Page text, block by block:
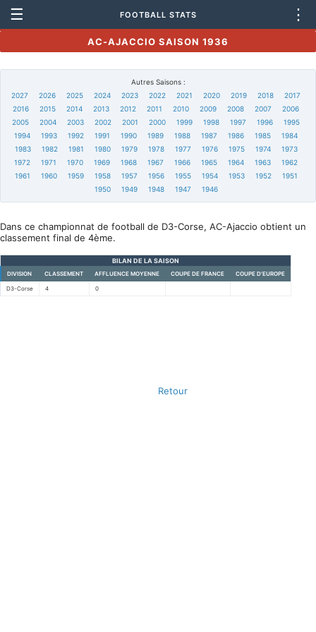
☰ FOOTBALL STATS ⋮
AC-AJACCIO SAISON 1936
Autres Saisons :
2027
2026 2025 2024 2023 2022 2021 2020 2019 2018
2017
2016
2015 2014 2013 2012 2011 2010 2009 2008 2007
2006
2005
2004 2003 2002 2001 2000 1999 1998 1997 1996
1995
1994
1993 1992 1991 1990 1989 1988 1987 1986 1985
1984
1983
1982 1981 1980 1979 1978 1977 1976 1975 1974
1973
1972
1971 1970 1969 1968 1967 1966 1965 1964 1963
1962
1961
1960 1959 1958 1957 1956 1955 1954 1953 1952
1951
1950
1949 1948 1947 1946
Dans ce championnat de football de D3-Corse, AC-Ajaccio obtient un
classement final de 4ème.
BILAN DE LA SAISON
DIVISION CLASSEMENT AFFLUENCE MOYENNE COUPE DE FRANCE COUPE D'EUROPE
D3-Corse 4 0
Retour